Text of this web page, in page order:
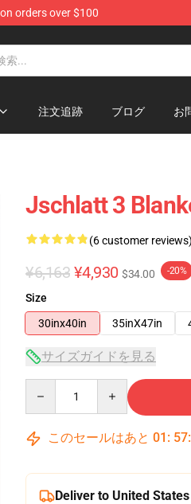
orders over $100
注文追跡 ブログ お
Jschlatt 3
(6 customer
¥6,163 ¥4,930 $34.00 -20%
Size
30inx40in
35inX47in
サイズガイドを見る
このセールはあと 01 : 57
Deliver to United States